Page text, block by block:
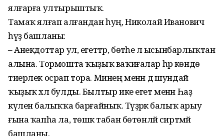
ялғарға ултырыштыҡ.
Тамаҡ ялғап алғандан һуң, Николай Иванович
һүҙ башланы:
– Анекдоттар ул, егеттәр, бөтәһе лә ысынбарлыҡтан
алына. Тормошта ҡыҙыҡ ваҡиғалар һәр көндө
тиерлек осрап тора. Минең менән дә шундай
ҡыҙыҡ хәл булды. Былтыр ике егет менән Һаҙ
күленә балыҡҡа барғайныҡ. Тәүҙәрәк балыҡ арыу
ғына ҡапһа ла, төшкә табан бөтөнләй сиртмәй
башланы.